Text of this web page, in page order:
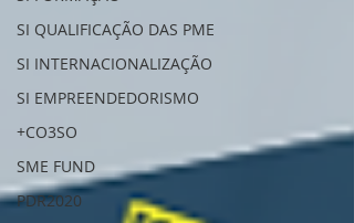
SI QUALIFICAÇÃO DAS PME
SI INTERNACIONALIZAÇÃO
SI EMPREENDEDORISMO
+CO3SO
SME FUND
PDR2020